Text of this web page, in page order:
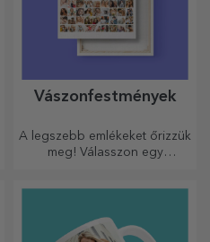
Vászonfestmények
A legszebb emlékeket őrizzük
meg! Válasszon egy